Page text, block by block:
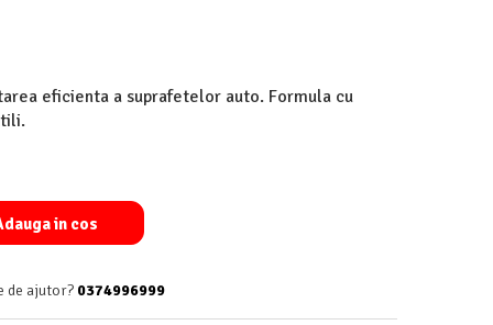
eficienta a suprafetelor auto. Formula cu
in cos
de ajutor? 0374996999